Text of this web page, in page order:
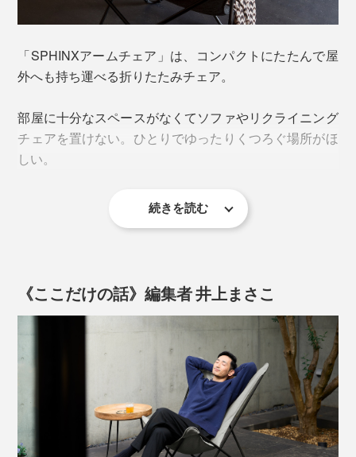
座面左右の角には、膝を掛けたり、足を乗せたり……ひ
れ。
いろんな姿勢をとるうちにベストポジションが見つかる
はずです。
お手持ちのオットマンと組み合わせれば、快適さも一層
増しますよ。
少濡れてもすぐに拭き取れてすぐ乾き、汚れもつきにく
いという頼もしさ。
か、水で薄めた中性洗剤を使って手洗いもOKだから、
お手入れも手軽です。
「SPHINXアームチェア」は、コンパクトにたたんで屋
外へも持ち運べる折りたたみチェア。
部屋に十分なスペースがなくてソファやリクライニング
チェアを置けない。ひとりでゆったりくつろぐ場所がほ
しい。
そんな方にも気軽に迎え入れていただけます。
クトに収納も可能です。
続きを読む
《ここだけの話》編集者 井上まさこ